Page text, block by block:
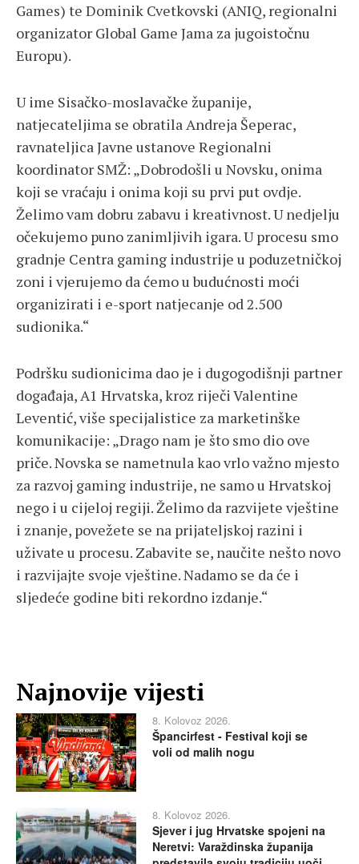
Games) te Dominik Cvetkovski (ANIQ, regionalni
organizator Global Game Jama za jugoistočnu
Europu).
U ime Sisačko-moslavačke županije,
natjecateljima se obratila Andreja Šeperac,
ravnateljica Javne ustanove Regionalni
koordinator SMŽ: „Dobrodošli u Novsku, onima
koji se vraćaju i onima koji su prvi put ovdje.
Želimo vam dobru zabavu i kreativnost. U nedjelju
očekujemo puno zanimljivih igara. U procesu smo
gradnje Centra gaming industrije u poduzetničkoj
zoni i vjerujemo da ćemo u budućnosti moći
organizirati i e-sport natjecanje od 2.500
sudionika.“
Podršku sudionicima dao je i dugogodišnji partner
događaja, A1 Hrvatska, kroz riječi Valentine
Leventić, više specijalistice za marketinške
komunikacije: „Drago nam je što smo dio ove
priče. Novska se nametnula kao vrlo važno mjesto
za razvoj gaming industrije, ne samo u Hrvatskoj
nego i u cijeloj regiji. Želimo da razvijete vještine
i znanje, povežete se na prijateljskoj razini i
uživate u procesu. Zabavite se, naučite nešto novo
i razvijajte svoje vještine. Nadamo se da će i
sljedeće godine biti rekordno izdanje.“
Najnovije vijesti
8. Kolovoz 2026.
Špancirfest - Festival koji se
voli od malih nogu
8. Kolovoz 2026.
Sjever i jug Hrvatske spojeni na
Neretvi: Varaždinska županija